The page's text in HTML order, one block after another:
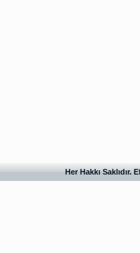
Her Hakkı Saklıdır.